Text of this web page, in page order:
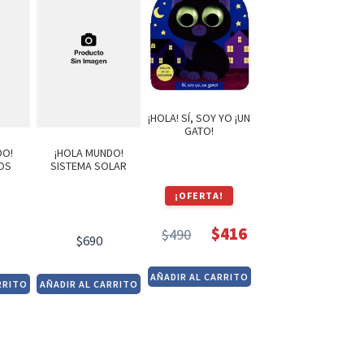
¡HOLA MUNDO!
SISTEMA SOLAR
$690
AÑADIR AL CARRITO
¡HOLA! SÍ, SOY YO ¡UN
GATO!
¡OFERTA!
$490
precio
original
$416
precio
actual
AÑADIR AL CARRITO